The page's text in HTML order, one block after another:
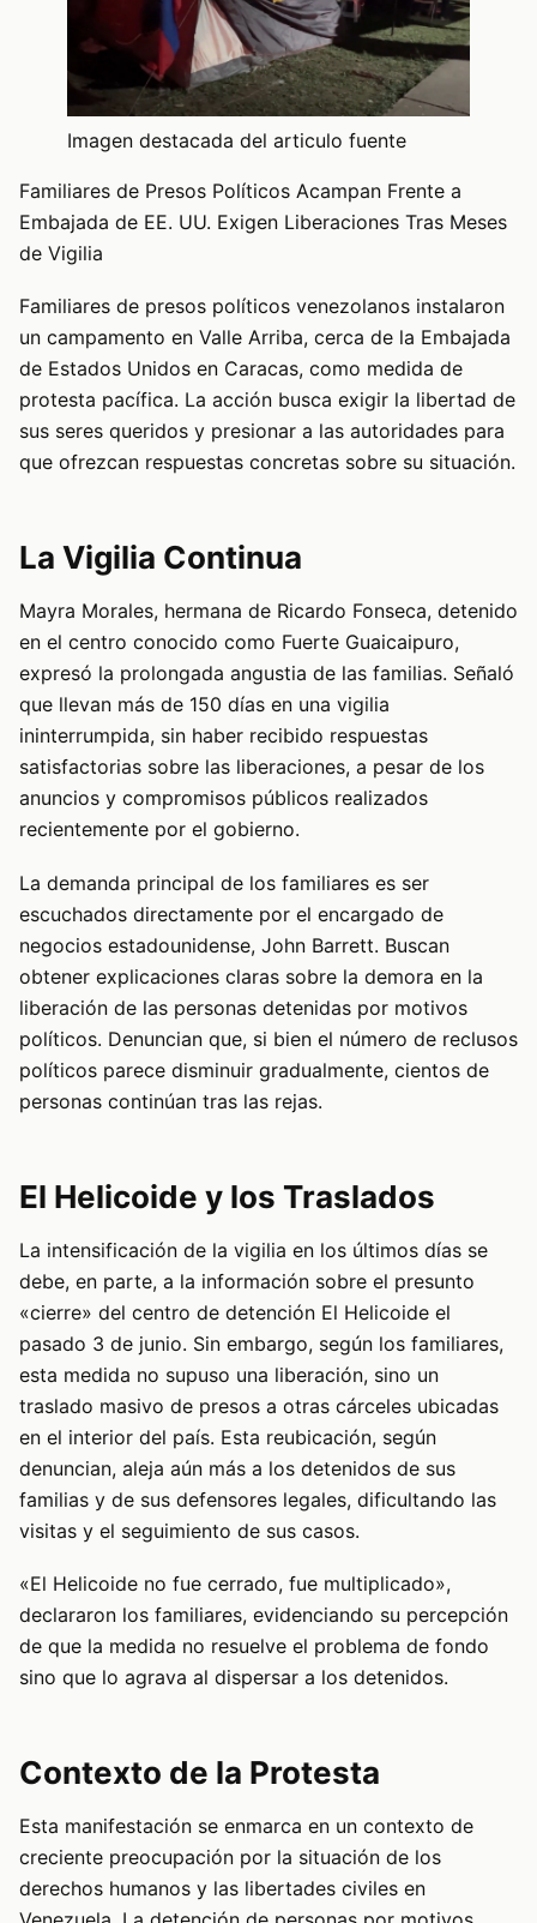
Imagen destacada del articulo fuente
Familiares de Presos Políticos Acampan Frente a
Embajada de EE. UU. Exigen Liberaciones Tras Meses
de Vigilia
Familiares de presos políticos venezolanos instalaron
un campamento en Valle Arriba, cerca de la Embajada
de Estados Unidos en Caracas, como medida de
protesta pacífica. La acción busca exigir la libertad de
sus seres queridos y presionar a las autoridades para
que ofrezcan respuestas concretas sobre su situación.
La Vigilia Continua
Mayra Morales, hermana de Ricardo Fonseca, detenido
en el centro conocido como Fuerte Guaicaipuro,
expresó la prolongada angustia de las familias. Señaló
que llevan más de 150 días en una vigilia
ininterrumpida, sin haber recibido respuestas
satisfactorias sobre las liberaciones, a pesar de los
anuncios y compromisos públicos realizados
recientemente por el gobierno.
La demanda principal de los familiares es ser
escuchados directamente por el encargado de
negocios estadounidense, John Barrett. Buscan
obtener explicaciones claras sobre la demora en la
liberación de las personas detenidas por motivos
políticos. Denuncian que, si bien el número de reclusos
políticos parece disminuir gradualmente, cientos de
personas continúan tras las rejas.
El Helicoide y los Traslados
La intensificación de la vigilia en los últimos días se
debe, en parte, a la información sobre el presunto
«cierre» del centro de detención El Helicoide el
pasado 3 de junio. Sin embargo, según los familiares,
esta medida no supuso una liberación, sino un
traslado masivo de presos a otras cárceles ubicadas
en el interior del país. Esta reubicación, según
denuncian, aleja aún más a los detenidos de sus
familias y de sus defensores legales, dificultando las
visitas y el seguimiento de sus casos.
«El Helicoide no fue cerrado, fue multiplicado»,
declararon los familiares, evidenciando su percepción
de que la medida no resuelve el problema de fondo
sino que lo agrava al dispersar a los detenidos.
Contexto de la Protesta
Esta manifestación se enmarca en un contexto de
creciente preocupación por la situación de los
derechos humanos y las libertades civiles en